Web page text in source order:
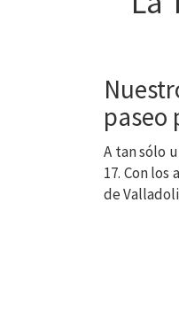
paseo
A tan sólo
17. Con
de